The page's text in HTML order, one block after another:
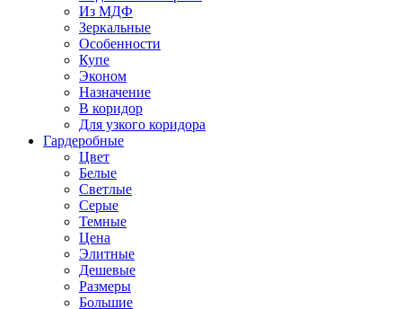
Из МДФ
Зеркальные
Особенности
Купе
Эконом
Назначение
В коридор
Для узкого коридора
Гардеробные
Цвет
Белые
Светлые
Серые
Темные
Цена
Элитные
Дешевые
Размеры
Большие